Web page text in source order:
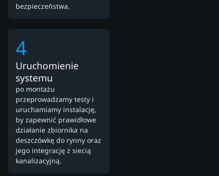
bezpieczeństwa.
4
Uruchomienie
systemu
po montażu
przeprowadzamy testy i
uruchamiamy instalację,
by zapewnić prawidłowe
działanie zbiornika na
deszczówkę do rynny oraz
jego integrację z siecią
kanalizacyjną.